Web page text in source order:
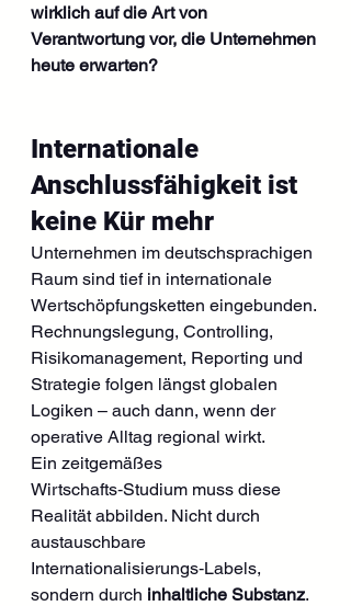
wirklich auf die Art von
Verantwortung vor, die Unternehmen
heute erwarten?
Internationale
Anschlussfähigkeit ist
keine Kür mehr
Unternehmen im deutschsprachigen
Raum sind tief in internationale
Wertschöpfungsketten eingebunden.
Rechnungslegung, Controlling,
Risikomanagement, Reporting und
Strategie folgen längst globalen
Logiken – auch dann, wenn der
operative Alltag regional wirkt.
Ein zeitgemäßes
Wirtschafts‑Studium muss diese
Realität abbilden. Nicht durch
austauschbare
Internationalisierungs‑Labels,
sondern durch inhaltliche Substanz.